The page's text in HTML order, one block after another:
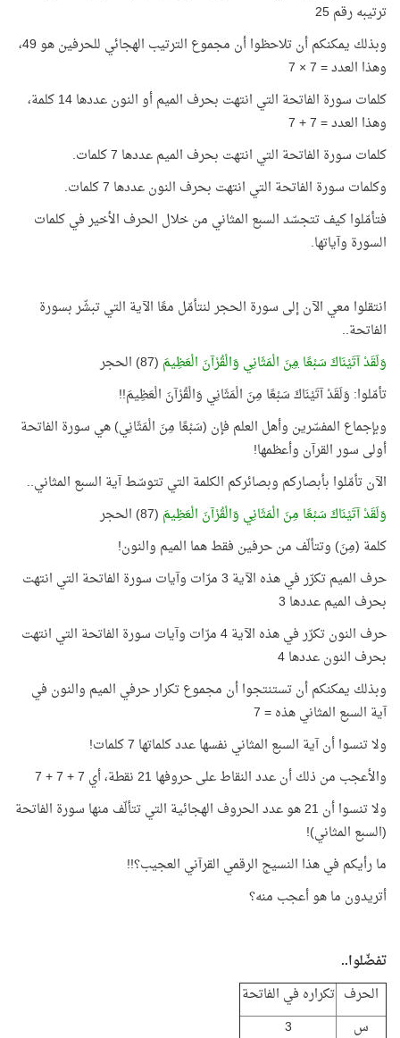
ترتيبه رقم 25
وبذلك يمكنكم أن تلاحظوا أن مجموع الترتيب الهجائي للحرفين هو 49،
وهذا العدد = 7 × 7
كلمات سورة الفاتحة التي انتهت بحرف الميم أو النون عددها 14 كلمة،
وهذا العدد = 7 + 7
كلمات سورة الفاتحة التي انتهت بحرف الميم عددها 7 كلمات.
وكلمات سورة الفاتحة التي انتهت بحرف النون عددها 7 كلمات.
فتأمّلوا كيف تتجسّد السبع المثاني من خلال الحرف الأخير في كلمات
السورة وآياتها.
انتقلوا معي الآن إلى سورة الحجر لنتأمّل معًا الآية التي تبشّر بسورة
الفاتحة..
وَلَقَدْ آتَيْنَاكَ سَبْعًامِنَ الْمَثَانِي وَالْقُرْآنَ الْعَظِيمَ (87) الحجر
تأمّلوا: وَلَقَدْ آتَيْنَاكَ سَبْعًا مِنَ الْمَثَانِي وَالْقُرْآنَ الْعَظِيمَ!!
وبإجماع المفسّرين وأهل العلم فإن (سَبْعًا مِنَ الْمَثَانِي) هي سورة الفاتحة
أولى سور القرآن وأعظمها!
الآن تأمّلوا بأبصاركم وبصائركم الكلمة التي تتوسّط آية السبع المثاني..
وَلَقَدْ آتَيْنَاكَ سَبْعًا مِنَ الْمَثَانِي وَالْقُرْآنَ الْعَظِيمَ (87) الحجر
كلمة (مِنَ) وتتألّف من حرفين فقط هما الميم والنون!
حرف الميم تكرّر في هذه الآية 3 مرّات وآيات سورة الفاتحة التي انتهت
بحرف الميم عددها 3
حرف النون تكرّر في هذه الآية 4 مرّات وآيات سورة الفاتحة التي انتهت
بحرف النون عددها 4
وبذلك يمكنكم أن تستنتجوا أن مجموع تكرار حرفي الميم والنون في
آية السبع المثاني هذه = 7
ولا تنسوا أن آية السبع المثاني نفسها عدد كلماتها 7 كلمات!
والأعجب من ذلك أن عدد النقاط على حروفها 21 نقطة، أي 7 + 7 + 7
ولا تنسوا أن 21 هو عدد الحروف الهجائية التي تتألّف منها سورة الفاتحة
(السبع المثاني)!
ما رأيكم في هذا النسيج الرقمي القرآني العجيب؟!!
أتريدون ما هو أعجب منه؟
تفضّلوا..
الحرف تكراره في الفاتحة
س
3